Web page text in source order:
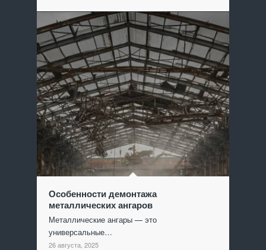
Особенности демонтажа
металлических ангаров
Металлические ангары — это
универсальные…
26 августа, 2025